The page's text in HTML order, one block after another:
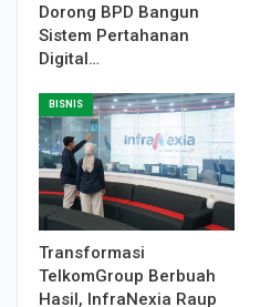
Dorong BPD Bangun
Sistem Pertahanan
Digital…
BISNIS
Transformasi
TelkomGroup Berbuah
Hasil, InfraNexia Raup